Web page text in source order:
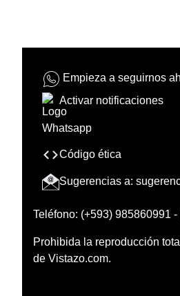
Empieza a seguirnos
Activar notificaciones
Código ética
Sugerencias a:
Teléfono: (+593) 985860991
Prohibida la reproducción
de Vistazo.com.